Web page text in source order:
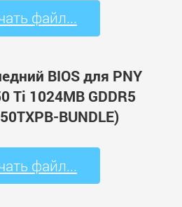
файл...
BIOS для PNY
Ti 1024MB GDDR5
BUNDLE)
файл...